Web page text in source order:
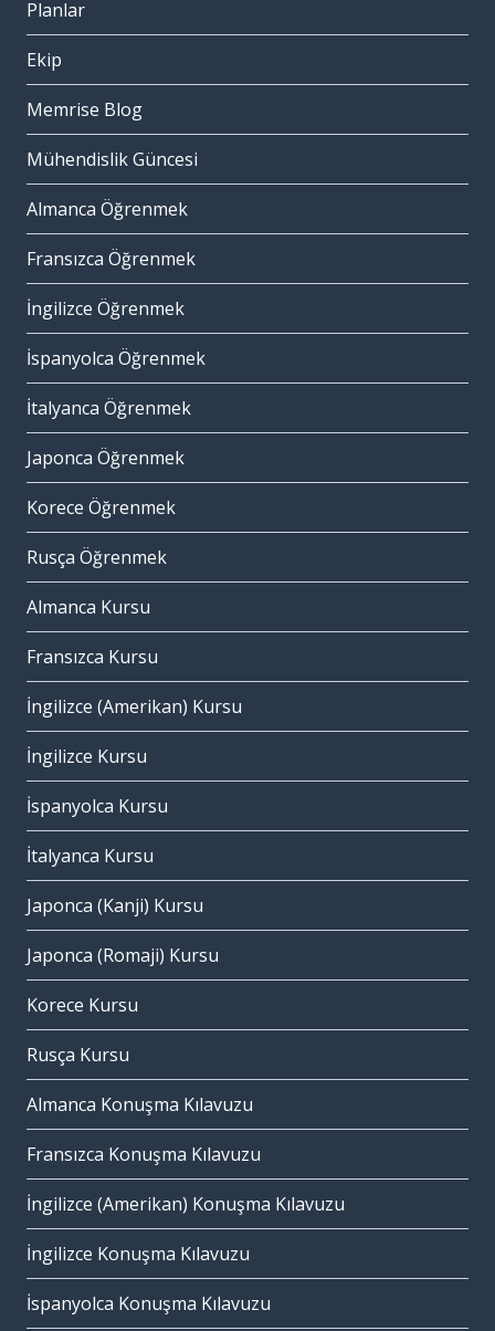
Planlar
Ekip
Memrise Blog
Mühendislik Güncesi
Almanca Öğrenmek
Fransızca Öğrenmek
İngilizce Öğrenmek
İspanyolca Öğrenmek
İtalyanca Öğrenmek
Japonca Öğrenmek
Korece Öğrenmek
Rusça Öğrenmek
Almanca Kursu
Fransızca Kursu
İngilizce (Amerikan) Kursu
İngilizce Kursu
İspanyolca Kursu
İtalyanca Kursu
Japonca (Kanji) Kursu
Japonca (Romaji) Kursu
Korece Kursu
Rusça Kursu
Almanca Konuşma Kılavuzu
Fransızca Konuşma Kılavuzu
İngilizce (Amerikan) Konuşma Kılavuzu
İngilizce Konuşma Kılavuzu
İspanyolca Konuşma Kılavuzu